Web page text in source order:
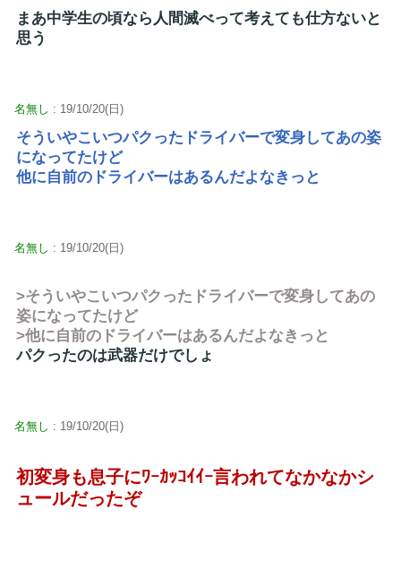
まあ中学生の頃なら人間滅べって考えても仕方ないと
思う
名無し : 19/10/20(日)
そういやこいつパクったドライバーで変身してあの姿
になってたけど
他に自前のドライバーはあるんだよなきっと
名無し : 19/10/20(日)
>そういやこいつパクったドライバーで変身してあの
姿になってたけど
>他に自前のドライバーはあるんだよなきっと
パクったのは武器だけでしょ
名無し : 19/10/20(日)
初変身も息子にﾜｰｶｯｺｲｲｰ言われてなかなかシ
ュールだったぞ